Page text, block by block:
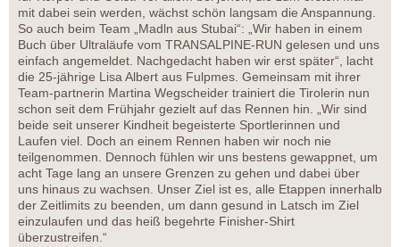
mit dabei sein werden, wächst schön langsam die Anspannung.
So auch beim Team „Madln aus Stubai“: „Wir haben in einem
Buch über Ultraläufe vom TRANSALPINE-RUN gelesen und uns
einfach angemeldet. Nachgedacht haben wir erst später“, lacht
die 25-jährige Lisa Albert aus Fulpmes. Gemeinsam mit ihrer
Team-partnerin Martina Wegscheider trainiert die Tirolerin nun
schon seit dem Frühjahr gezielt auf das Rennen hin. „Wir sind
beide seit unserer Kindheit begeisterte Sportlerinnen und
Laufen viel. Doch an einem Rennen haben wir noch nie
teilgenommen. Dennoch fühlen wir uns bestens gewappnet, um
acht Tage lang an unsere Grenzen zu gehen und dabei über
uns hinaus zu wachsen. Unser Ziel ist es, alle Etappen innerhalb
der Zeitlimits zu beenden, um dann gesund in Latsch im Ziel
einzulaufen und das heiß begehrte Finisher-Shirt
überzustreifen.“